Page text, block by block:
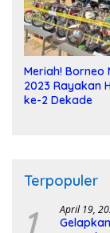
Meriah! Borneo
2023 Rayakan
ke-2 Dekade
Terpopuler
1 April 19,